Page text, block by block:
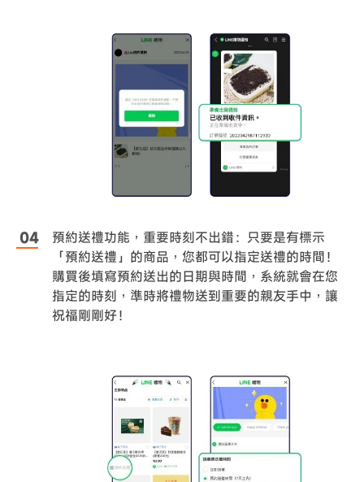
預約送禮功能，重要時刻不出錯：只要是有標示
「預約送禮」的商品，您都可以指定送禮的時間！
購買後填寫預約送出的日期與時間，系統就會在您
指定的時刻，準時將禮物送到重要的親友手中，讓
祝福剛剛好！